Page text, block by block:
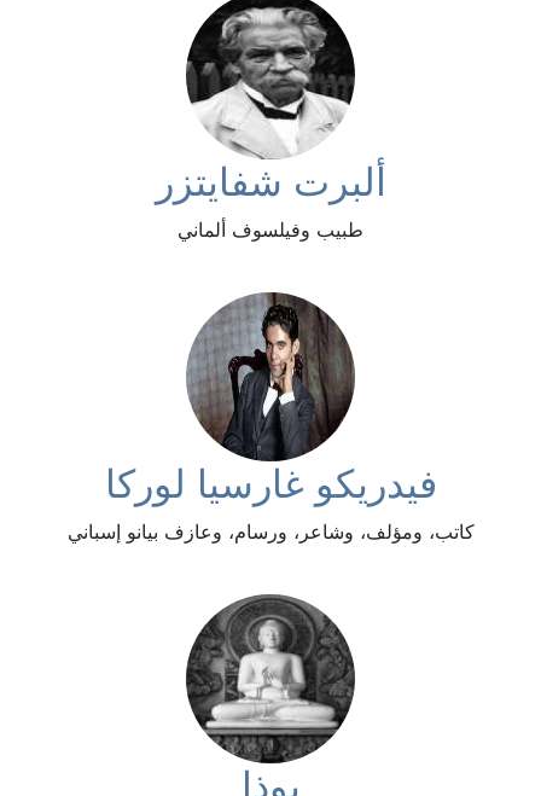
ألبرت شفايتزر
طبيب وفيلسوف ألماني
فيدريكو غارسيا لوركا
كاتب، ومؤلف، وشاعر، ورسام، وعازف بيانو إسباني
بوذا